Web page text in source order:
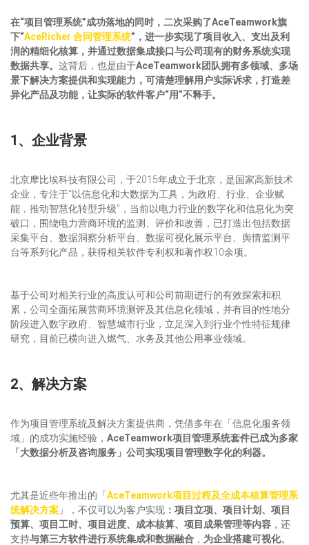
在“项目管理系统”成功落地的同时，二次采购了AceTeamwork旗
下“AceRicher 合同管理系统” ， 进一步实现了项目收入、支出及利
润的精细化核算，并通过数据集成接口与公司现有的财务系统实现
数据共享。 这背后，也是由于AceTeamwork团队拥有多领域、多场
景下解决方案提供和实现能力，可清楚理解用户实际诉求，打造差
异化产品及功能，让实际的软件客户“用”不释手。
1、企业背景
北京摩比埃科技有限公司，于2015年成立于北京，是国家高新技术
企业，专注于“以信息化和大数据为工具，为政府、行业、企业赋
能，推动智慧化转型升级”，当前以电力行业的数字化和信息化为突
破口，围绕电力营商环境的监测、评价和改善，已打造出包括数据
采集平台、数据洞察分析平台、数据可视化展示平台、舆情监测平
台等系列化产品，获得相关软件专利权和著作权10余项。
基于公司对相关行业的高度认可和公司前期进行的有效探索和积
累，公司全面拓展营商环境测评及其信息化领域，并有目的性地分
阶段进入数字政府、智慧城市行业，立足深入到行业个性特征规律
研究，目前已横向进入燃气、水务及其他公用事业领域。
2、解决方案
作为项目管理系统及解决方案提供商，凭借多年在「信息化服务领
域」的成功实施经验， AceTeamwork项目管理系统套件已成为多家
「大数据分析及咨询服务」公司实现项目管理数字化的利器。
尤其是近些年推出的「 AceTeamwork项目过程及全成本核算管理系
统解决方案 」，不仅可以为客户实现 ：项目立项、项目计划、项目
预算、项目工时、项目进度、成本核算、项目成果管理等内容 ，还
支持与第三方软件进行系统集成和数据融合 ， 为企业搭建可视化、